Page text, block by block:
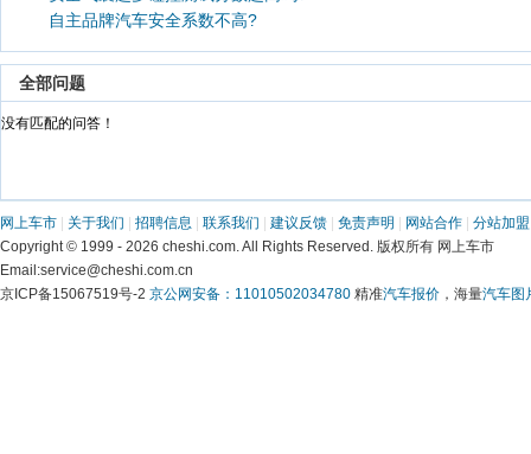
自主品牌汽车安全系数不高?
全部问题
没有匹配的问答！
网上车市 关于我们 招聘信息 联系我们 建议反馈 免责声明 网站合作
分站加盟
Copyright © 1999 - 2026 cheshi.com. All Rights Reserved. 版权所有 网上车市
Email:service@cheshi.com.cn
京ICP备15067519号-2 京公网安备：11010502034780 精准汽车报价 ，海量汽车图